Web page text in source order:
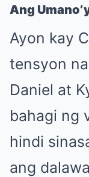
Ang
Ayon kay
tensyon
Daniel at
bahagi ng
hindi
ang